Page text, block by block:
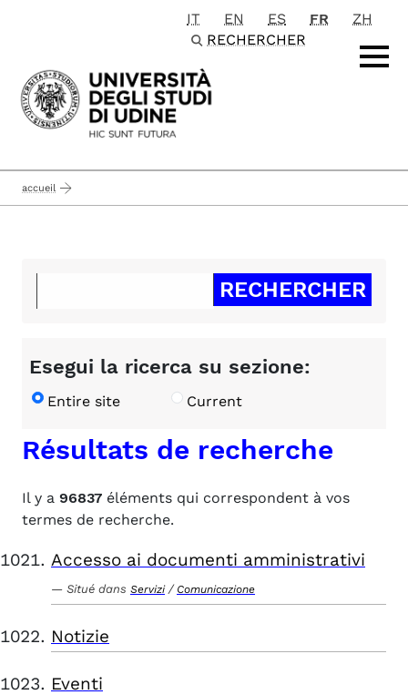
Passa al contenuto principale
IT EN ES FR
ZH
RECHERCHER
accueil
Esegui la ricerca su sezione:
Entire site Current
Résultats de recherche
Il y a 96837 éléments qui correspondent à vos
termes de recherche.
Accesso ai documenti amministrativi
Situé dans Servizi / Comunicazione
Notizie
Eventi